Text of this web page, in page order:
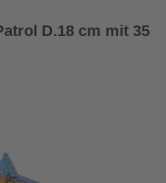
D.18 cm mit 35